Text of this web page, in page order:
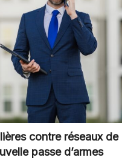
contre réseaux de
passe d’armes